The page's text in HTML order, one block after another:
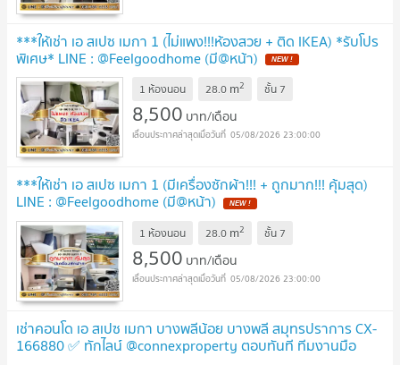
***ให้เช่า เอ สเปซ เมกา 1 (ไม่แพง!!!ห้องสวย + ติด IKEA) *รับโปร
พิเศษ* LINE : @Feelgoodhome (มี@หน้า)
1 ห้องนอน 28.0 m2 ชั้น 7
8,500 บาท/เดือน
05/08/2026 23:00:00
***ให้เช่า เอ สเปซ เมกา 1 (มีเครื่องซักผ้า!!! + ถูกมาก!!! คุ้มสุด)
LINE : @Feelgoodhome (มี@หน้า)
1 ห้องนอน 28.0 m2 ชั้น 7
8,500 บาท/เดือน
05/08/2026 23:00:00
เช่าคอนโด เอ สเปซ เมกา บางพลีน้อย บางพลี สมุทรปราการ CX-
166880 ✅ ทักไลน์ @connexproperty ตอบทันที ทีมงานมือ